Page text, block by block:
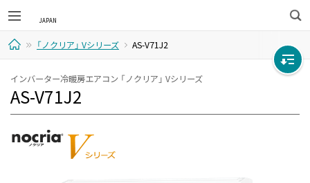
検
索
ー
「ノクリア」 Vシリーズ AS-V71J2
インバーター冷暖房エアコン 「ノクリア」 Vシリーズ
AS-V71J2